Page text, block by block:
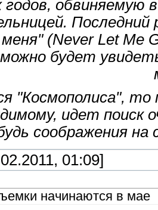
годов, обвиняемую
Последний
(Never Let Me
можно будет
"Космополиса", то
идет поиск
соображения
01:09]
начинаются в мае